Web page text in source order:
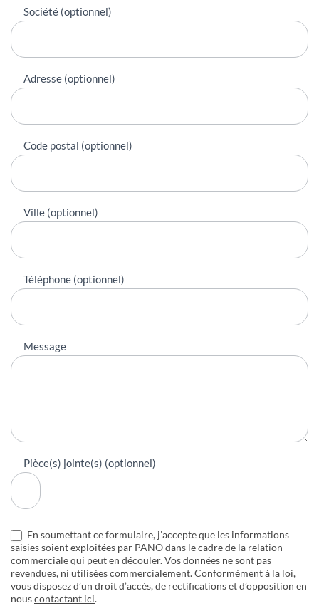
Société (optionnel)
Adresse (optionnel)
Code postal (optionnel)
Ville (optionnel)
Téléphone (optionnel)
Message
Pièce(s) jointe(s) (optionnel)
En soumettant ce formulaire, j’accepte que les informations
saisies soient exploitées par PANO dans le cadre de la relation
commerciale qui peut en découler. Vos données ne sont pas
revendues, ni utilisées commercialement. Conformément à la loi,
vous disposez d’un droit d’accès, de rectifications et d’opposition en
nouscontactant ici.